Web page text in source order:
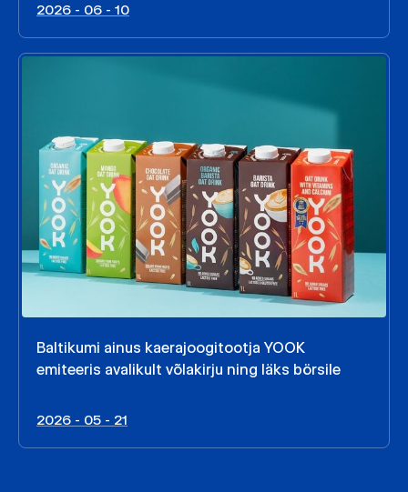
2026 - 06 - 10
Baltikumi ainus kaerajoogitootja YOOK
emiteeris avalikult võlakirju ning läks börsile
2026 - 05 - 21